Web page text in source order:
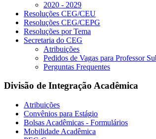
2020 - 2029
Resoluções CEG/CEU
Resoluções CEG/CEPG
Resoluções por Tema
Secretaria do CEG
Atribuições
Pedidos de Vagas para Professor
Perguntas Frequentes
Divisão de Integração Acadêmica
Atribuições
Convênios para Estágio
Bolsas Acadêmicas - Formulários
Mobilidade Acadêmica